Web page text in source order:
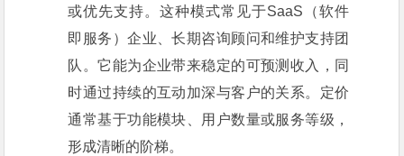
或优先支持。这种模式常见于SaaS（软件
即服务）企业、长期咨询顾问和维护支持团
队。它能为企业带来稳定的可预测收入，同
时通过持续的互动加深与客户的关系。定价
通常基于功能模块、用户数量或服务等级，
形成清晰的阶梯。